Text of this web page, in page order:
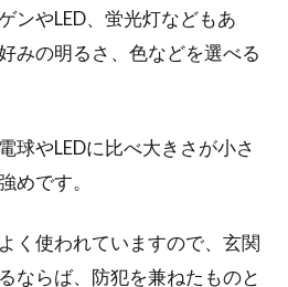
ンやLED、蛍光灯などもあ
みの明るさ、色などを選べる
球やLEDに比べ大きさが小さ
めです。
く使われていますので、玄関
ならば、防犯を兼ねたものと